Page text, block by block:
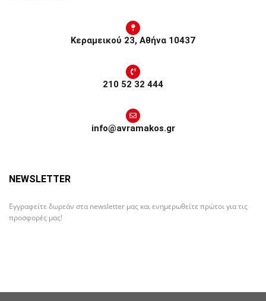
Κεραμεικού 23, Αθήνα 10437
210 52 32 444
info@avramakos.gr
NEWSLETTER
Εγγραφείτε δωρεάν στα newsletter μας και ενημερωθείτε πρώτοι για τις
προσφορές μας!